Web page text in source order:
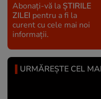
Abonați-vă la ȘTIRILE
ZILEI pentru a fi la
curent cu cele mai noi
informații.
URMĂREȘTE CEL